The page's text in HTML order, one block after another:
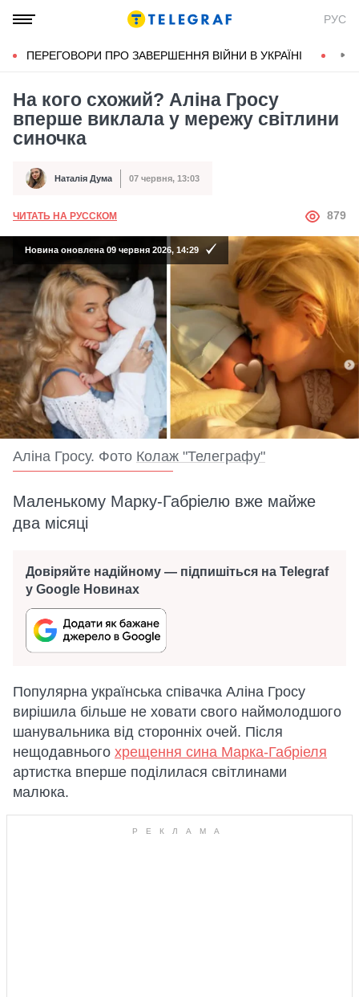
РУС
ПЕРЕГОВОРИ ПРО ЗАВЕРШЕННЯ ВІЙНИ В УКРАЇНІ
На кого схожий? Аліна Гросу
вперше виклала у мережу світлини
синочка
Автор Наталія Дума
Дата публікації 07 червня, 13:03
ЧИТАТЬ НА РУССКОМ АВТОР
879
Новина оновлена 09 червня 2026, 14:29
Аліна Гросу. Фото Колаж "Телеграфу"
Маленькому Марку-Габріелю вже майже
два місяці
Довіряйте надійному — підпишіться на Telegraf
у Google Новинах
Популярна українська співачка Аліна Гросу
вирішила більше не ховати свого наймолодшого
шанувальника від сторонніх очей. Після
нещодавнього хрещення сина Марка-Габріеля
артистка вперше поділилася світлинами
малюка.